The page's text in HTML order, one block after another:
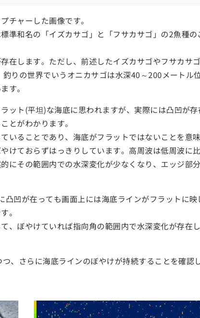
チャーした画像です。
準和名の「イズカサゴ」と「フサカサゴ」の2魚種
在します。ただし、前述したイズカサゴやフサカサ
りの世界でいうオニカサゴは水深40～200メートル
す。
ト(平坦)な海底に思われますが、実際には凸凹が存
とがわかります。
いることであり、海底がフラットではないことを意味
けておらずはっきりしています。高周波は低周波に
にその範囲内での水深変化が少なくなり、エッジ部
凹が在っても画面上には海底ラインがフラットに映
。
、ぼやけていれば指向角の範囲内で水深変化が存在
、さらに海底ラインのぼやけが持続することを確認